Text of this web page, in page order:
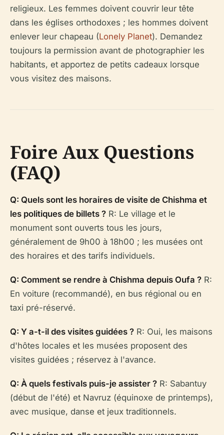
religieux. Les femmes doivent couvrir leur tête
dans les églises orthodoxes ; les hommes doivent
enlever leur chapeau (Lonely Planet). Demandez
toujours la permission avant de photographier les
habitants, et apportez de petits cadeaux lorsque
vous visitez des maisons.
Foire Aux Questions
(FAQ)
Q: Quels sont les horaires de visite de Chishma et
les politiques de billets ? R: Le village et le
monument sont ouverts tous les jours,
généralement de 9h00 à 18h00 ; les musées ont
des horaires et des tarifs individuels.
Q: Comment se rendre à Chishma depuis Oufa ? R:
En voiture (recommandé), en bus régional ou en
taxi pré-réservé.
Q: Y a-t-il des visites guidées ? R: Oui, les maisons
d'hôtes locales et les musées proposent des
visites guidées ; réservez à l'avance.
Q: À quels festivals puis-je assister ? R: Sabantuy
(début de l'été) et Navruz (équinoxe de printemps),
avec musique, danse et jeux traditionnels.